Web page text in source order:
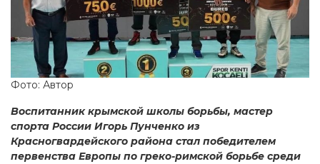
Фото: Автор
Воспитанник крымской школы борьбы, мастер
спорта России Игорь Пунченко из
Красногвардейского района стал победителем
первенства Европы по греко-римской борьбе среди